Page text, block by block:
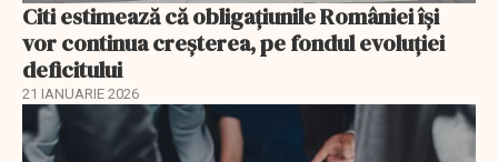
Citi estimează că obligațiunile României își
vor continua creșterea, pe fondul evoluției
deficitului
21 IANUARIE 2026